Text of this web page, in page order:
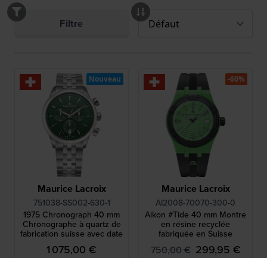
Filtre
Maurice Lacroix
751038-SS002-630-1
1975 Chronograph 40 mm
Chronographe à quartz de
fabrication suisse avec date
1 075,00 €
Nouveau
Maurice Lacroix
AI2008-70070-300-0
Aikon #Tide 40 mm Montre
en résine recyclée
fabriquée en Suisse
750,00 € 299,95 €
-60%